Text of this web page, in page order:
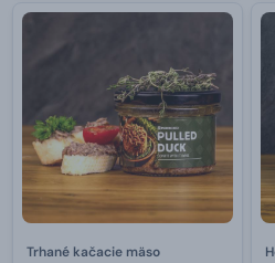
Trhané kačacie mäso